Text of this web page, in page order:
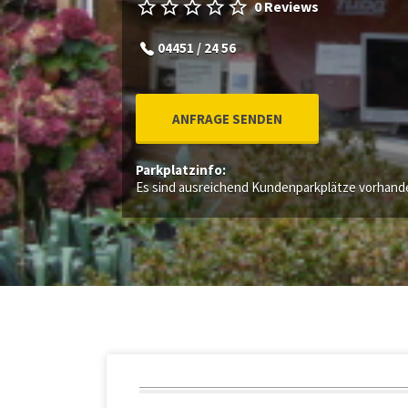
0 Reviews
04451 / 24 56
ANFRAGE SENDEN
Parkplatzinfo:
Es sind ausreichend Kundenparkplätze